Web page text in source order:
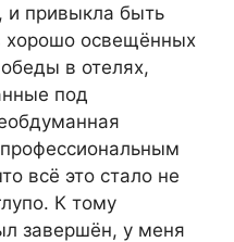
и привыкла быть
хорошо освещённых
в отелях,
под
всё это стало не
К тому
завершён, у меня